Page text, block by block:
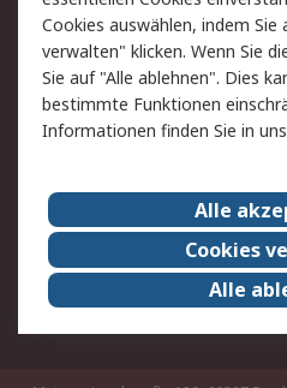
AGB
Cookie-Richtlinie
Copyright/Impressum
Karriere bei RS
Qualität/Umwelt/
Event-Center
Cookies auswählen, indem Sie
verwalten" klicken. Wenn Sie
Sie auf "Alle ablehnen". Dies
bestimmte Funktionen
Informationen finden Sie in
Alle
Cookies
Alle